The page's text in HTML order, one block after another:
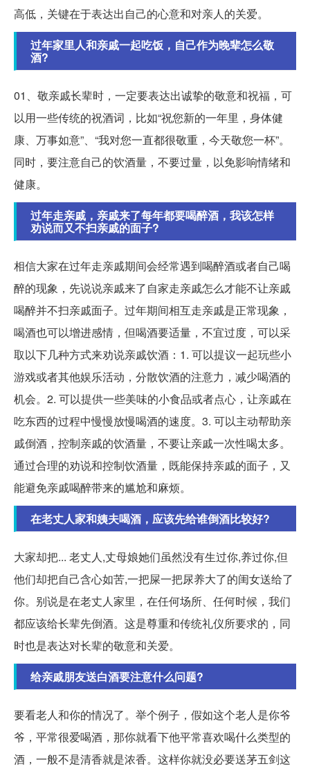
高低，关键在于表达出自己的心意和对亲人的关爱。
过年家里人和亲戚一起吃饭，自己作为晚辈怎么敬
酒?
01、敬亲戚长辈时，一定要表达出诚挚的敬意和祝福，可
以用一些传统的祝酒词，比如“祝您新的一年里，身体健
康、万事如意”、“我对您一直都很敬重，今天敬您一杯”。
同时，要注意自己的饮酒量，不要过量，以免影响情绪和
健康。
过年走亲戚，亲戚来了每年都要喝醉酒，我该怎样
劝说而又不扫亲戚的面子?
相信大家在过年走亲戚期间会经常遇到喝醉酒或者自己喝
醉的现象，先说说亲戚来了自家走亲戚怎么才能不让亲戚
喝醉并不扫亲戚面子。过年期间相互走亲戚是正常现象，
喝酒也可以增进感情，但喝酒要适量，不宜过度，可以采
取以下几种方式来劝说亲戚饮酒：1. 可以提议一起玩些小
游戏或者其他娱乐活动，分散饮酒的注意力，减少喝酒的
机会。2. 可以提供一些美味的小食品或者点心，让亲戚在
吃东西的过程中慢慢放慢喝酒的速度。3. 可以主动帮助亲
戚倒酒，控制亲戚的饮酒量，不要让亲戚一次性喝太多。
通过合理的劝说和控制饮酒量，既能保持亲戚的面子，又
能避免亲戚喝醉带来的尴尬和麻烦。
在老丈人家和姨夫喝酒，应该先给谁倒酒比较好?
大家却把... 老丈人,丈母娘她们虽然没有生过你,养过你,但
他们却把自己含心如苦,一把屎一把尿养大了的闺女送给了
你。别说是在老丈人家里，在任何场所、任何时候，我们
都应该给长辈先倒酒。这是尊重和传统礼仪所要求的，同
时也是表达对长辈的敬意和关爱。
给亲戚朋友送白酒要注意什么问题?
要看老人和你的情况了。举个例子，假如这个老人是你爷
爷，平常很爱喝酒，那你就看下他平常喜欢喝什么类型的
酒，一般不是清香就是浓香。这样你就没必要送茅五剑这